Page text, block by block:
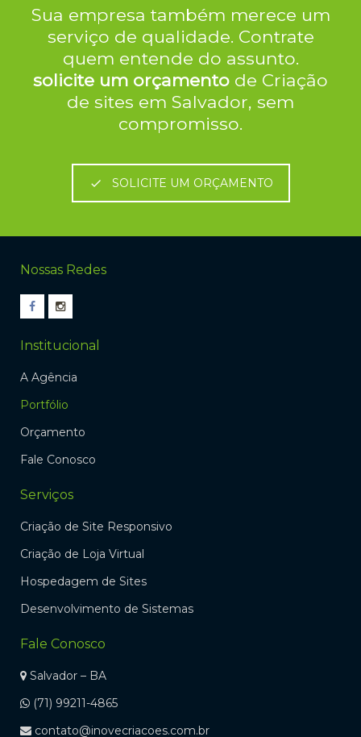
Sua empresa também merece um
serviço de qualidade. Contrate
quem entende do assunto.
solicite um orçamento de Criação
de sites em Salvador, sem
compromisso.
SOLICITE UM ORÇAMENTO
Nossas Redes
Institucional
A Agência
Portfólio
Orçamento
Fale Conosco
Serviços
Criação de Site Responsivo
Criação de Loja Virtual
Hospedagem de Sites
Desenvolvimento de Sistemas
Fale Conosco
Salvador – BA
(71) 99211-4865
contato@inovecriacoes.com.br